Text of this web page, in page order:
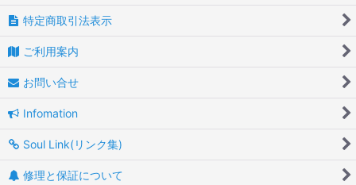
特定商取引法表示
ご利用案内
お問い合せ
Infomation
Soul Link(リンク集)
修理と保証について